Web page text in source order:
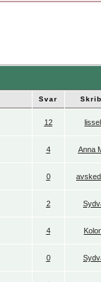
Svar
12
4 Anna
0
2
4
0